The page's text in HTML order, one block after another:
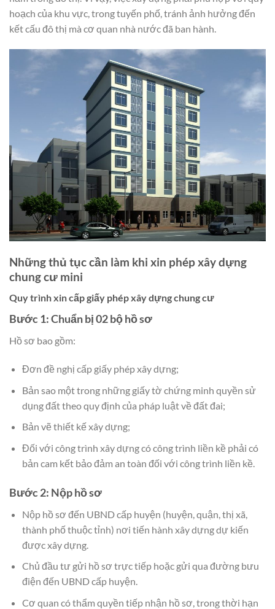
hoạch của khu vực, trong tuyến phố, tránh ảnh hưởng đến
kết cấu đô thị mà cơ quan nhà nước đã ban hành.
Những thủ tục cần làm khi xin phép xây dựng
chung cư mini
Quy trình xin cấp giấy phép xây dựng chung cư
Bước 1: Chuẩn bị 02 bộ hồ sơ
Hồ sơ bao gồm:
Đơn đề nghị cấp giấy phép xây dựng;
Bản sao một trong những giấy tờ chứng minh quyền sử
dụng đất theo quy định của pháp luật về đất đai;
Bản vẽ thiết kế xây dựng;
Đối với công trình xây dựng có công trình liền kề phải có
bản cam kết bảo đảm an toàn đối với công trình liền kề.
Bước 2: Nộp hồ sơ
Nộp hồ sơ đến UBND cấp huyện (huyện, quận, thị xã,
thành phố thuộc tỉnh) nơi tiến hành xây dựng dự kiến
được xây dựng.
Chủ đầu tư gửi hồ sơ trực tiếp hoặc gửi qua đường bưu
điện đến UBND cấp huyện.
Cơ quan có thẩm quyền tiếp nhận hồ sơ, trong thời hạn